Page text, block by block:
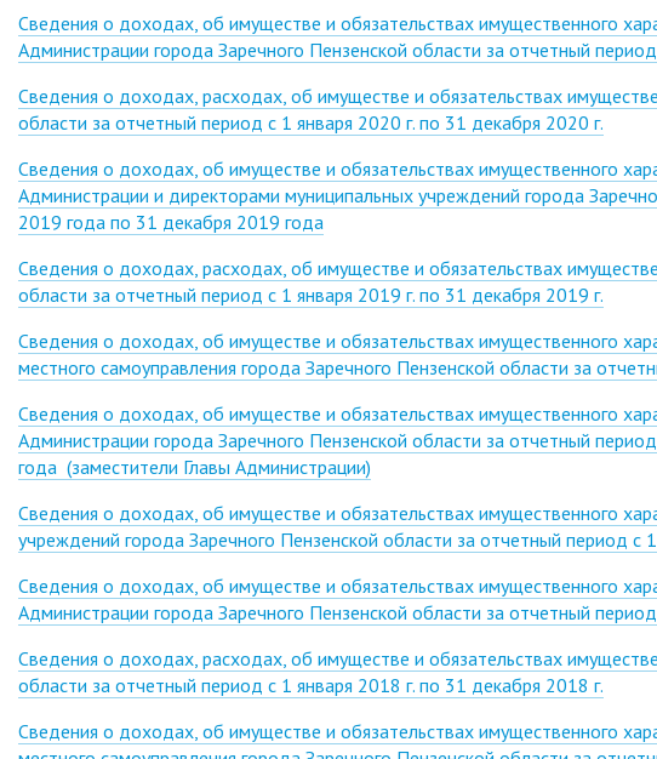
Сведения о доходах, об имуществе и обязательствах имущественного
Администрации города Заречного Пензенской области за отчетный
Сведения о доходах, расходах, об имуществе и обязательствах
области за отчетный период с 1 января 2020 г. по 31 декабря 2020 г.
Сведения о доходах, об имуществе и обязательствах имущественного
Администрации и директорами муниципальных учреждений города
2019 года по 31 декабря 2019 года
Сведения о доходах, расходах, об имуществе и обязательствах
области за отчетный период с 1 января 2019 г. по 31 декабря 2019 г.
Сведения о доходах, об имуществе и обязательствах имущественного
местного самоуправления города Заречного Пензенской области за
Сведения о доходах, об имуществе и обязательствах имущественного
Администрации города Заречного Пензенской области за отчетный
года (заместители Главы Администрации)
Сведения о доходах, об имуществе и обязательствах имущественного
учреждений города Заречного Пензенской области за отчетный период
Сведения о доходах, об имуществе и обязательствах имущественного
Администрации города Заречного Пензенской области за отчетный
Сведения о доходах, расходах, об имуществе и обязательствах
области за отчетный период с 1 января 2018 г. по 31 декабря 2018 г.
Сведения о доходах, об имуществе и обязательствах имущественного